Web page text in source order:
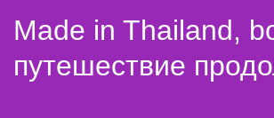
Made in Thailand,
путешествие